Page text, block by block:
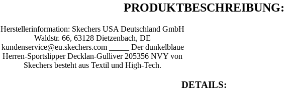
PRODUKTBESCHREIBUNG:
Herstellerinformation: Skechers USA Deutschland GmbH
Waldstr. 66, 63128 Dietzenbach, DE
kundenservice@eu.skechers.com _____ Der dunkelblaue
Herren-Sportslipper Decklan-Gulliver 205356 NVY von
Skechers besteht aus Textil und High-Tech.
DETAILS: